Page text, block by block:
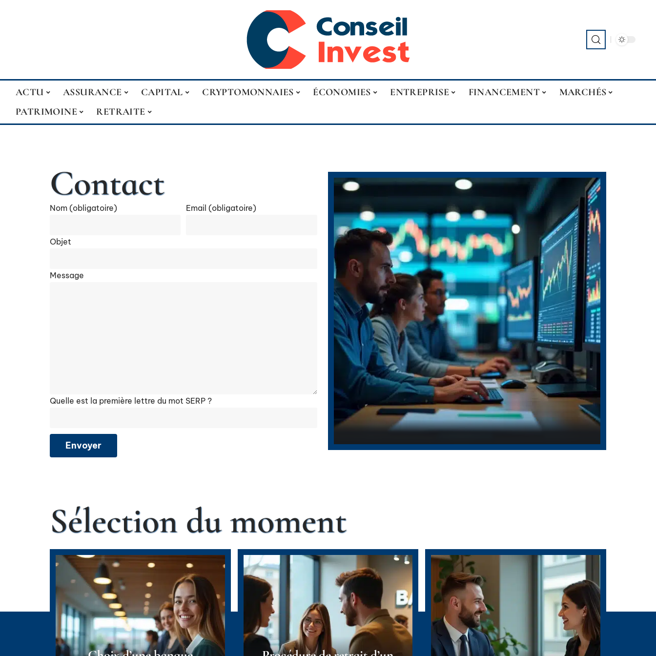
ACTU ASSURANCE CAPITAL CRYPTOMONNAIES ÉCONOMIES ENTREPRISE FINANCEMENT
MARCHÉS
PATRIMOINE
RETRAITE
Contact
Nom (obligatoire) Email (obligatoire)
Objet
Message
Quelle est la première lettre du mot SERP ?
Sélection du moment